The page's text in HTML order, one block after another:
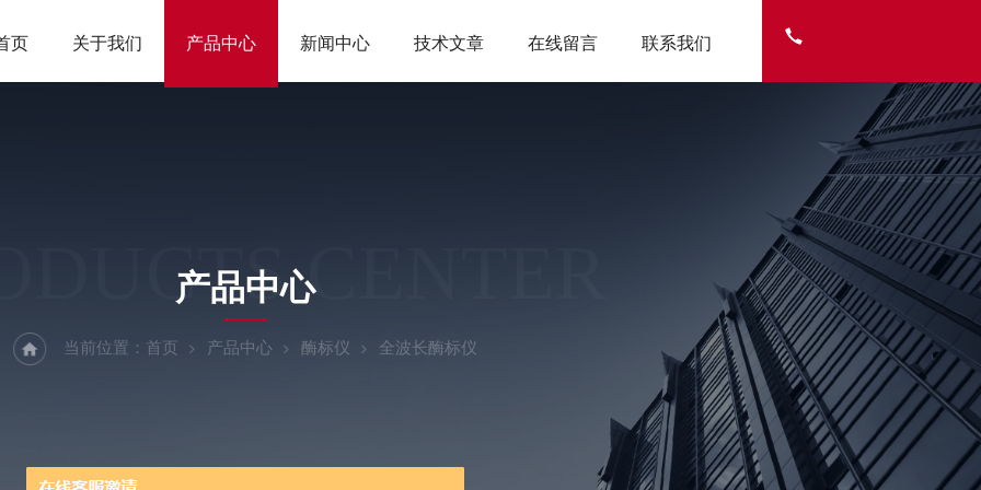
页 关于我们 产品中心 新闻中心 技术文章 在线留言 联系我们
CENTER
产品中心
当前位置： 首页 产品中心 酶标仪 全波长酶标仪